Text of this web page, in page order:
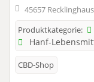
45657
Produktkategorie:
Hanf-
CBD-Shop